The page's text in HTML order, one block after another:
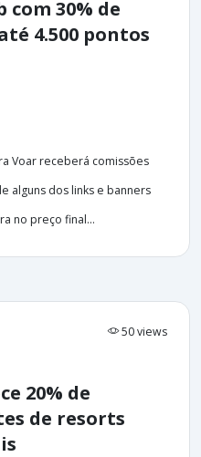
com 30% de
4.500 pontos
Voar receberá comissões
alguns dos links e banners
no preço final...
50 views
20% de
de resorts